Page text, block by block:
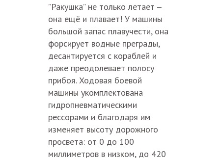
”Ракушка” не только летает –
она ещё и плавает! У машины
большой запас плавучести, она
форсирует водные преграды,
десантируется с кораблей и
даже преодолевает полосу
прибоя. Ходовая боевой
машины укомплектована
гидропневматическими
рессорами и благодаря им
изменяет высоту дорожного
просвета: от 0 до 100
миллиметров в низком, до 420